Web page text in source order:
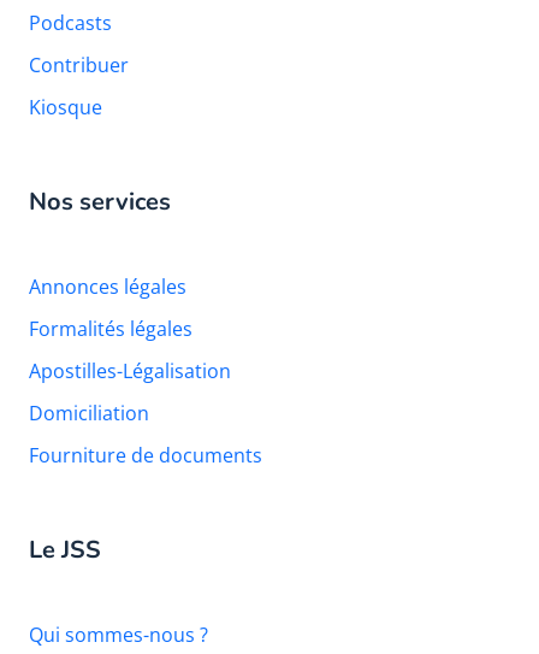
Podcasts
Contribuer
Kiosque
Nos services
Annonces légales
Formalités légales
Apostilles-Légalisation
Domiciliation
Fourniture de documents
Le JSS
Qui sommes-nous ?